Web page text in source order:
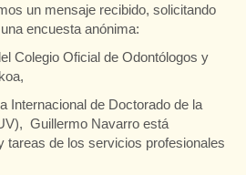
un mensaje recibido, solicitando
encuesta anónima:
Colegio Oficial de Odontólogos y
Internacional de Doctorado de la
Guillermo Navarro está
tareas de los servicios profesionales